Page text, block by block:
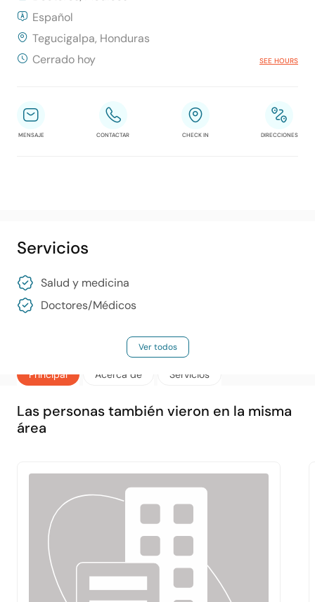
Español
Tegucigalpa, Honduras
Cerrado hoy
SEE HOURS
MENSAJE CONTACTAR CHECK IN DIRECCIONES
Principal Acerca de Servicios
Servicios
Salud y medicina
Doctores/​Médicos
Ver todos
Las personas también vieron en la misma
área